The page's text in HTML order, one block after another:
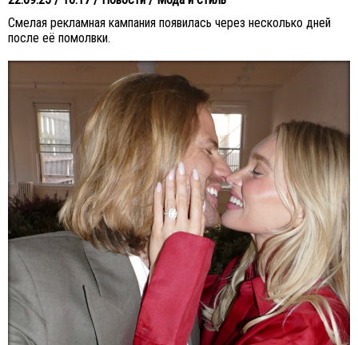
Смелая рекламная кампания появилась через несколько дней
после её помолвки.